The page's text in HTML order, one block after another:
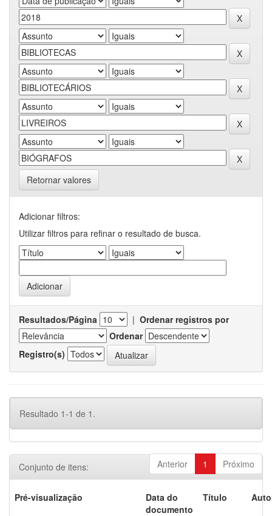
Retornar valores
Adicionar filtros:
Utilizar filtros para refinar o resultado de busca.
Resultados/Página | Ordenar registros por
Ordenar
Registro(s)
Resultado 1-1 de 1.
Anterior 1 Próximo
Conjunto de itens:
Pré-visualização
Data do
documento
Título